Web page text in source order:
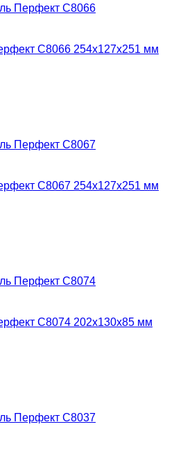
C8066 254х127х251 мм
C8067 254х127х251 мм
C8074 202х130х85 мм